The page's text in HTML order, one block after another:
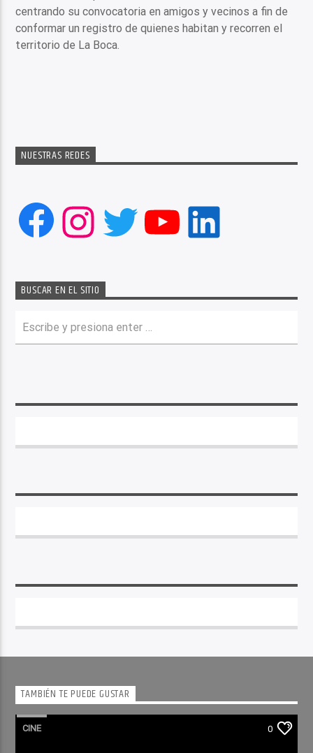
centrando su convocatoria en amigos y vecinos a fin de
conformar un registro de quienes habitan y recorren el
territorio de La Boca.
NUESTRAS REDES
Facebook
Instagram
Twitter
YouTube
LinkedIn
BUSCAR EN EL SITIO
TAMBIÉN TE PUEDE GUSTAR
CINE 0